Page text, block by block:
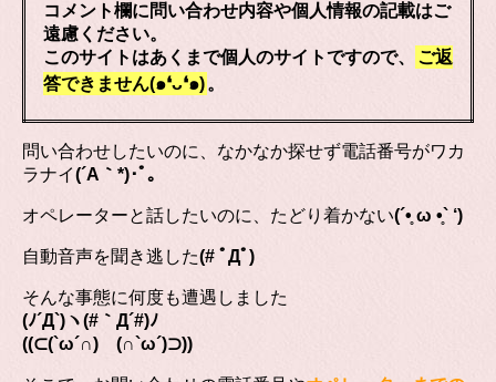
コメント欄に問い合わせ内容や個人情報の記載はご
遠慮ください。
このサイトはあくまで個人のサイトですので、
ご返
答できません(๑❛ᴗ❛๑)。
問い合わせしたいのに、なかなか探せず電話番号がワカ
ラナイ(´A｀*)･ﾟ｡
オペレーターと話したいのに、たどり着かない(´•̥ ω •̥` ‘)
自動音声を聞き逃した(# ﾟДﾟ)
そんな事態に何度も遭遇しました
(ﾉ´Д`)ヽ(#｀Д´#)ﾉ
((⊂(`ω´∩) (∩`ω´)⊃))